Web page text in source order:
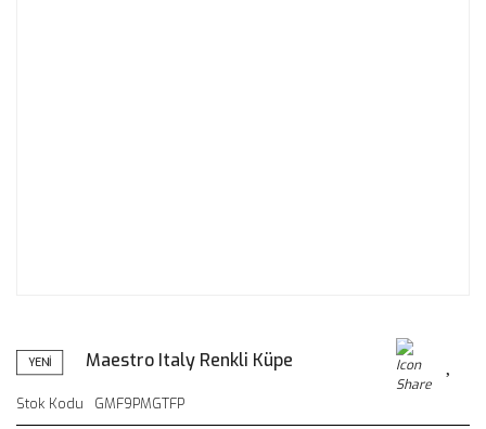
YENİ Maestro Italy Renkli Küpe
Stok Kodu GMF9PMGTFP